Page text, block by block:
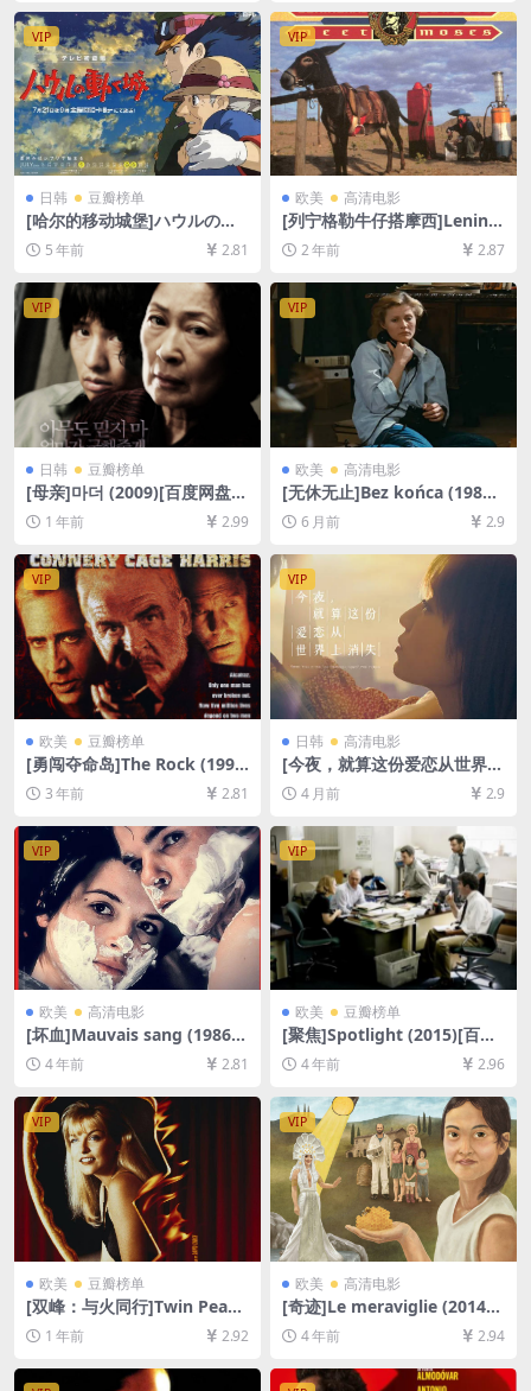
幕]
VIP
日韩 豆瓣榜单
[哈尔的移动城堡]ハウルの動
く城 (2004)[百度网盘+迅雷云
盘资源1080P超清][MP4/7.7G
B][日语中字]
5 年前 2.81
VIP
欧美 高清电影
[列宁格勒牛仔搭摩西]Lening
rad Cowboys Meet Moses
(1994)[百度网盘+夸克网盘10
80P超清未删减资源][网盘在
线播放/下载][MP4/6.2GB][中
文字幕]
2 年前 2.87
VIP
日韩 豆瓣榜单
[母亲]마더 (2009)[百度网盘
+夸克网盘1080P超清未删减
资源][网盘在线播放/下载][MP
4/8.7GB][中文字幕]
1 年前 2.99
VIP
欧美 高清电影
[无休无止]Bez końca (1985)
[百度网盘+夸克网盘1080P超
清未删减资源][网盘在线播放/
下载][MP4/7GB][中文字幕]
6 月前 2.9
VIP
欧美 豆瓣榜单
[勇闯夺命岛]The Rock (199
6)[百度网盘+夸克网盘1080P
超清未删减资源][网盘在线播
幕]
3 年前 2.81
VIP
日韩 高清电影
[今夜，就算这份爱恋从世界上
消失]今夜、世界からこの恋が
消えても (2022)[百度网盘+夸
[网盘在线播放/下载][MP4/8.
3GB][中文字幕]
4 月前 2.9
VIP
欧美 高清电影
[坏血]Mauvais sang (1986)
[百度网盘+迅雷云盘资源1080
P超清未删减][MP4/7.4GB][中
文字幕]
4 年前 2.81
VIP
欧美 豆瓣榜单
[聚焦]Spotlight (2015)[百度
网盘+迅雷云盘资源1080P超
清未删减][MP4/9GB][中英字
幕]
4 年前 2.96
VIP
欧美 豆瓣榜单
[双峰：与火同行]Twin Peak
s: Fire Walk with Me (1992)
[百度网盘+夸克网盘1080P超
清未删减资源][网盘在线播放/
下载][MP4/9.7GB][中英字幕]
1 年前 2.92
VIP
欧美 高清电影
[奇迹]Le meraviglie (2014)
[百度网盘+迅雷云盘资源1080
P超清未删减][MP4/6GB][中
文字幕]
4 年前 2.94